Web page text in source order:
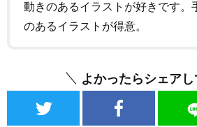
動きのあるイラストが好きです。
のあるイラストが得意。
よかったらシェアし